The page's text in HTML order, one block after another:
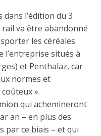
dans l’édition du 3
va être abandonné
les céréales
l’entreprise situés à
et Penthalaz, car
normes et
».
qui achemineront
an – en plus des
par ce biais – et qui